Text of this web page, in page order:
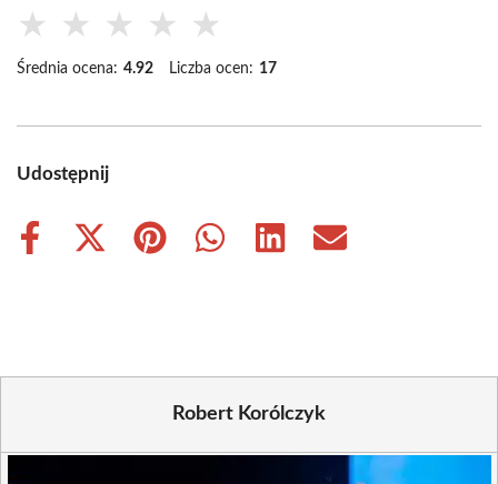
★ ★ ★ ★ ★
Średnia ocena: 4.92 Liczba ocen: 17
Udostępnij
Share
Share
Share
Share
Share
Share
Robert Korólczyk